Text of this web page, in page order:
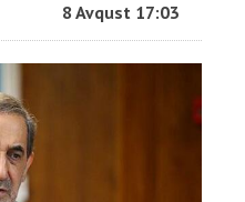
8 Avqust 17:03